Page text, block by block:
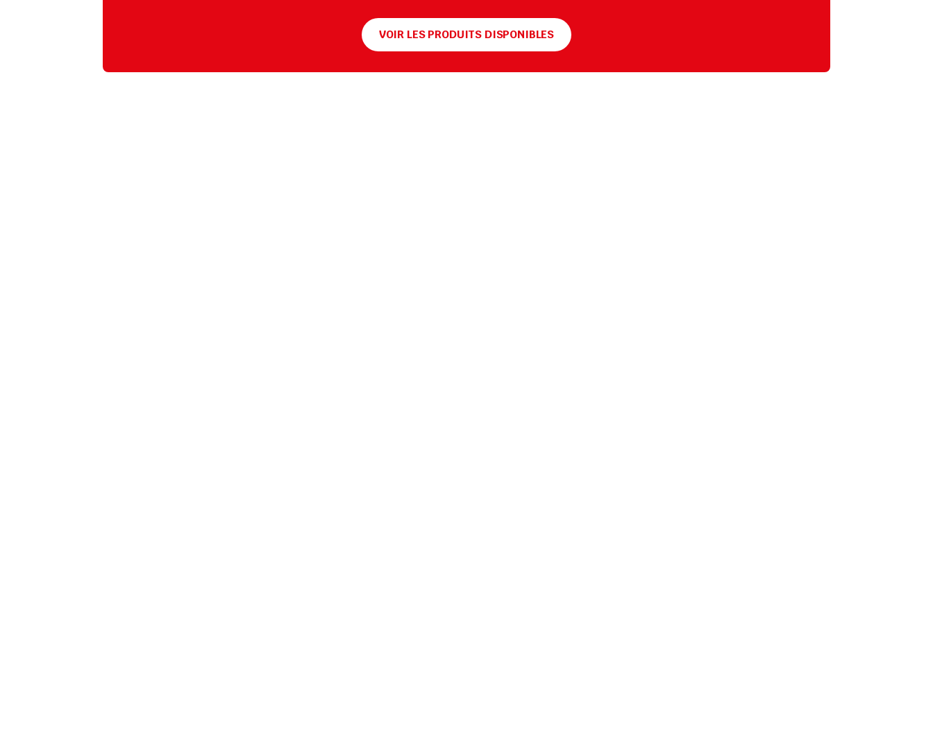
VOIR LES PRODUITS DISPONIBLES